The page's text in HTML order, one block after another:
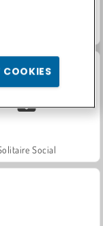
Social
COOKIES